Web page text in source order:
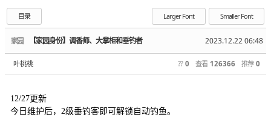
目录 Larger Font Smaller Font
家园 2023.12.22 06:48
【家园身份】调香师、大掌柜和垂钓者
叶桃桃 ?? 0 查看 126366 推荐 0
12/27更新
今日维护后，2级垂钓客即可解锁自动钓鱼。